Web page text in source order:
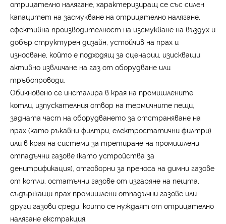
отрицателно налягане, характеризиращ се със силен
капацитет на засмукване на отрицателно налягане,
ефективна производителност на изсмукване на въздух и
добър структурен дизайн, устойчив на прах и
износване, който е подходящ за сценарии, изискващи
активно извличане на газ от оборудване или
тръбопроводи.
Обикновено се инсталира в края на промишлените
котли, изпускателния отвор на термичните пещи,
задната част на оборудването за отстраняване на
прах (като ръкавни филтри, електростатични филтри)
или в края на системи за третиране на промишлени
отпадъчни газове (като устройства за
денитрификация), отговорни за преноса на димни газове
от котли, остатъчни газове от изгаряне на пещта,
съдържащи прах промишлени отпадъчни газове или
други газови среди, които се нуждаят от отрицателно
налягане екстракция.